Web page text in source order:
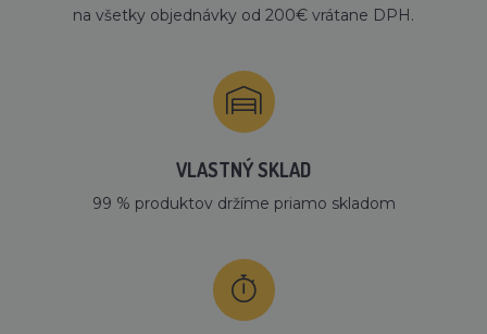
na všetky objednávky od 200€ vrátane DPH.
VLASTNÝ SKLAD
99 % produktov držíme priamo skladom